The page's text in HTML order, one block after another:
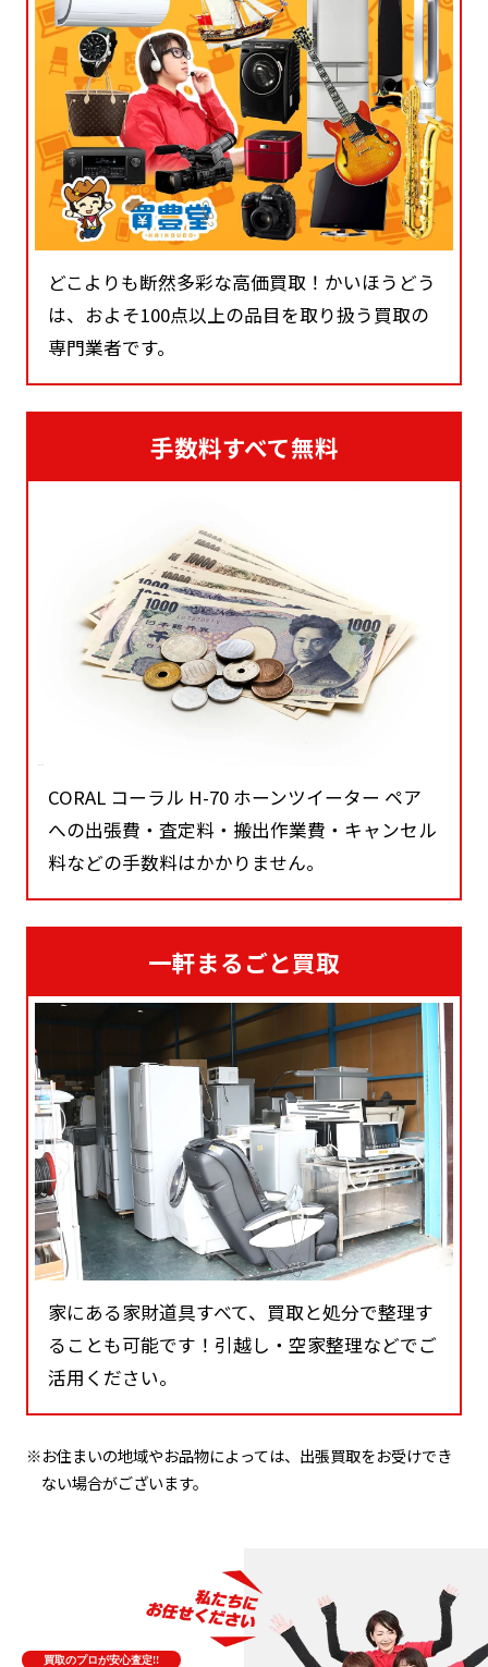
どこよりも断然多彩な高価買取！かいほうどう
は、およそ100点以上の品目を取り扱う買取の
専門業者です。
手数料すべて無料
CORAL コーラル H-70 ホーンツイーター ペア
への出張費・査定料・搬出作業費・キャンセル
料などの手数料はかかりません。
一軒まるごと買取
家にある家財道具すべて、買取と処分で整理す
ることも可能です！引越し・空家整理などでご
活用ください。
※お住まいの地域やお品物によっては、出張買取をお受けでき
ない場合がございます。
買取のプロが安心査定!!